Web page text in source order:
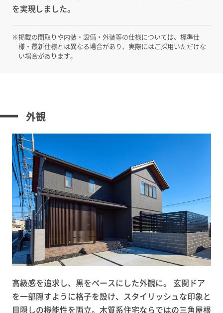
を実現しました。
※掲載の間取りや内装・設備・外装等の仕様については、標準仕
様・最新仕様とは異なる場合があり、実際にはご採用いただけな
い場合があります。
外観
高級感を追求し、黒をベースにした外観に。 玄関ドア
を一部隠すように格子を設け、スタイリッシュな印象と
目隠しの機能性を両立。木質系住宅ならではの三角屋根